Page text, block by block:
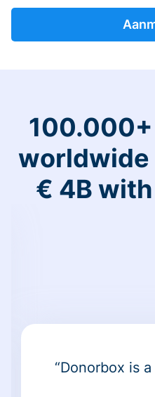
worldwide
€ 4B
“Donorbox is